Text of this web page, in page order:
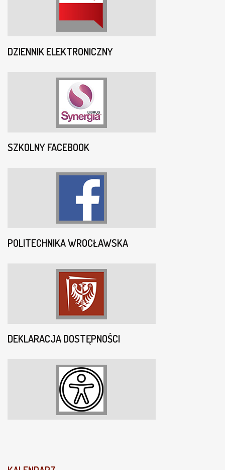
DZIENNIK ELEKTRONICZNY
SZKOLNY FACEBOOK
POLITECHNIKA WROCŁAWSKA
DEKLARACJA DOSTĘPNOŚCI